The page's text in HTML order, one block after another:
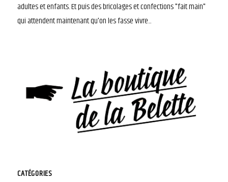
adultes et enfants. Et puis des bricolages et confections "fait main"
qui attendent maintenant qu'on les fasse vivre...
CATÉGORIES